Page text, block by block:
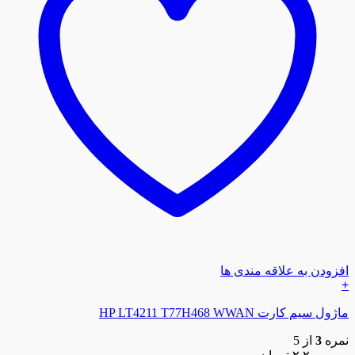
افزودن به علاقه مندی ها
+
ماژول سیم کارت HP LT4211 T77H468 WWAN
نمره 3 از 5